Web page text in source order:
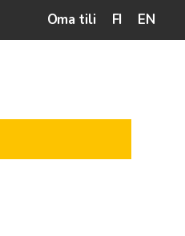
Oma tili FI EN